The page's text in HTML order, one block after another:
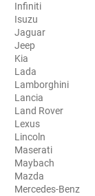
Acura
Aixam
Alfa Romeo
Alpine
Aston Martin
Audi
Bentley
Infiniti
Isuzu
Jaguar
Jeep
Kia
Lada
Lamborghini
Lancia
Land Rover
Lexus
Lincoln
Maserati
Maybach
Mazda
Mercedes-Benz